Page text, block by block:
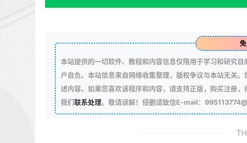
本站提供的一切软件、教程和内容信息仅限用于学习和研究
户自负。本站信息来自网络收集整理，版权争议与本站无关
述内容。如果您喜欢该程序和内容，请支持正版，购买注册
我们联系处理。敬请谅解！侵删请致信E-mail：